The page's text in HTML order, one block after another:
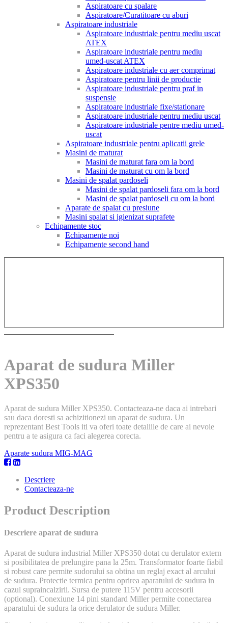
Aspiratoare cu spalare
Aspiratoare/Curatitoare cu aburi
Aspiratoare industriale
Aspiratoare industriale pentru mediu uscat
ATEX
Aspiratoare industriale pentru mediu
umed-uscat ATEX
Aspiratoare industriale cu aer comprimat
Aspiratoare pentru linii de productie
Aspiratoare industriale pentru praf in
suspensie
Aspiratoare industriale fixe/stationare
Aspiratoare industriale pentru mediu uscat
Aspiratoare industriale pentre mediu umed-
uscat
Aspiratoare industriale pentru aplicatii grele
Masini de maturat
Masini de maturat fara om la bord
Masini de maturat cu om la bord
Masini de spalat pardoseli
Masini de spalat pardoseli fara om la bord
Masini de spalat pardoseli cu om la bord
Aparate de spalat cu presiune
Masini spalat si igienizat suprafete
Echipamente stoc
Echipamente noi
Echipamente second hand
Aparat de sudura Miller
XPS350
Aparat de sudura Miller XPS350. Contacteaza-ne daca ai intrebari
sau daca doresti sa achizitionezi un aparat de sudura. Un
reprezentant Best Tools iti va oferi toate detaliile de care ai nevoie
pentru a te asigura ca faci alegerea corecta.
Aparate sudura MIG-MAG
Descriere
Contacteaza-ne
Product Description
Descriere aparat de sudura
Aparat de sudura industrial Miller XPS350 dotat cu derulator extern
si posibilitatea de prelungire pana la 25m. Transformator foarte fiabil
si robust care permite sudorului sa obtina un reglaj exact al arcului
de sudura. Protectie termica pentru oprirea aparatului de sudura in
cazul supraincalzirii. Sursa de putere 115V pentru accesorii
(optional). Conexiune 14 pini standard Miller permite conectarea
aparatului de sudura la orice derulator de sudura Miller.